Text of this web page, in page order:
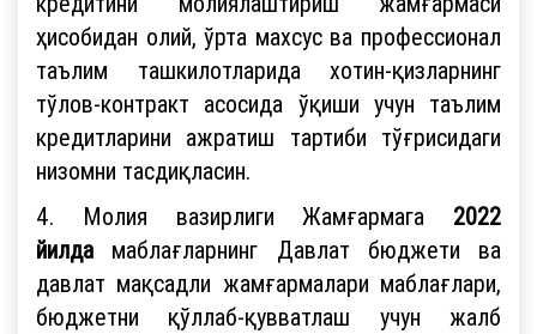
ҳисобидан олий, ўрта махсус ва профессионал
таълим ташкилотларида хотин-қизларнинг
тўлов-контракт асосида ўқиши учун таълим
кредитларини ажратиш тартиби тўғрисидаги
низомни тасдиқласин.
4. Молия вазирлиги Жамғармага 2022
йилдамаблағларнинг Давлат бюджети ва
давлат мақсадли жамғармалари маблағлари,
бюджетни қўллаб-қувватлаш учун жалб